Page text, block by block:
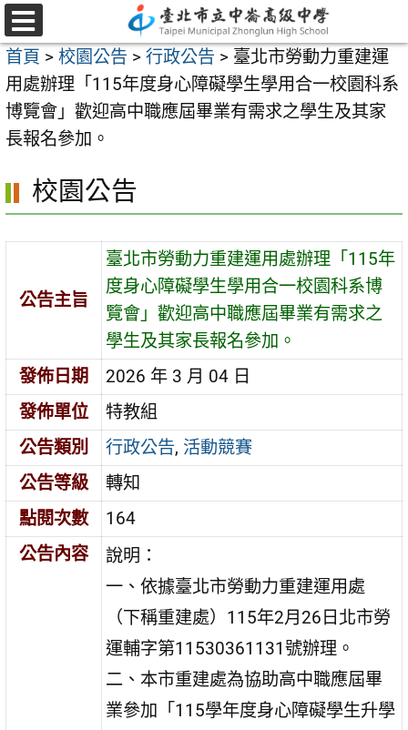
跳
至
主
要
內
容
選
單
首頁 > 校園公告 > 行政公告 > 臺北市勞動力重建運
用處辦理「115年度身心障礙學生學用合一校園科系
博覽會」歡迎高中職應屆畢業有需求之學生及其家
長報名參加。
校園公告
公告主旨
臺北市勞動力重建運用處辦理「115年
度身心障礙學生學用合一校園科系博
覽會」歡迎高中職應屆畢業有需求之
學生及其家長報名參加。
發佈日期
2026 年 3 月 04 日
發佈單位
特教組
公告類別
行政公告, 活動競賽
公告等級
轉知
點閱次數
164
公告內容
說明：
一、依據臺北市勞動力重建運用處
（下稱重建處）115年2月26日北市勞
運輔字第11530361131號辦理。
二、本市重建處為協助高中職應屆畢
業參加「115學年度身心障礙學生升學